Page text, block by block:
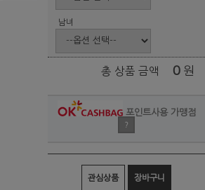
남녀
총 상품 금액 0 원
포인트사용 가맹점
?
관심상품 장바구니